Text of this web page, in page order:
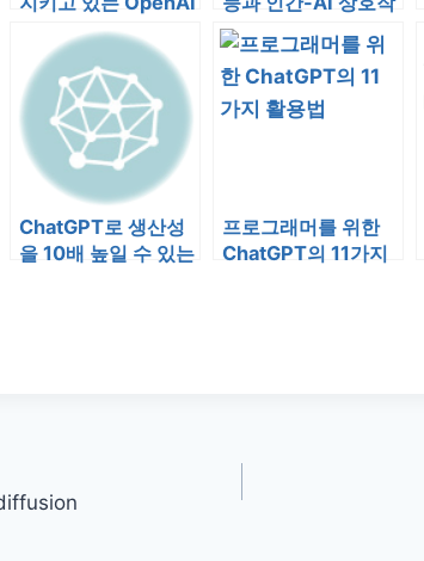
용을 위한 새로운 플
러그인 출시
ChatGPT로 생산성
을 10배 높일 수 있는
프로그래머를 위한
ChatGPT의 11가지